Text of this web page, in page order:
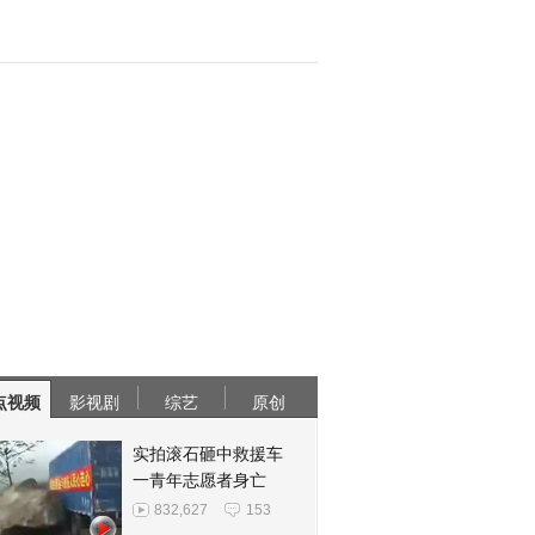
视频 影视剧 综艺 原创
实拍滚石砸中救援车
一青年志愿者身亡
832,627 153